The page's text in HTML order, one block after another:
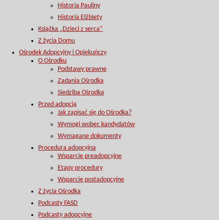
Historia Pauliny
Historia Elżbiety
Książka „Dzieci z serca”
Z życia Domu
Ośrodek Adopcyjny i Opiekuńczy
O Ośrodku
Podstawy prawne
Zadania Ośrodka
Siedziba Ośrodka
Przed adopcją
Jak zapisać się do Ośrodka?
Wymogi wobec kandydatów
Wymagane dokumenty
Procedura adopcyjna
Wsparcie preadopcyjne
Etapy procedury
Wsparcie postadopcyjne
Z życia Ośrodka
Podcasty FASD
Podcasty adopcyjne